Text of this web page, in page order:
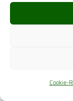
Cookie-
angehenden
Zusammenhang
verfassen, das
Waffenkammer“
Das Buch